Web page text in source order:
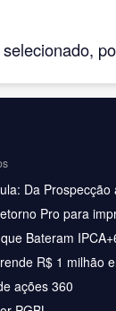
Da Prospecção
Pro para
Bateram
R$ 1 milhão
ações 360